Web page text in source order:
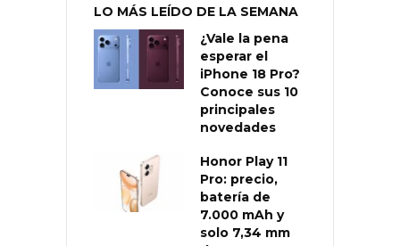
LO MÁS LEÍDO DE LA SEMANA
¿Vale la pena
esperar el
iPhone 18 Pro?
Conoce sus 10
principales
novedades
Honor Play 11
Pro: precio,
batería de
7.000 mAh y
solo 7,34 mm